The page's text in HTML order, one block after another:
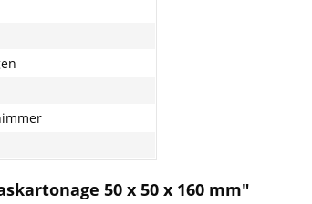
50 x 50 x 160 mm"